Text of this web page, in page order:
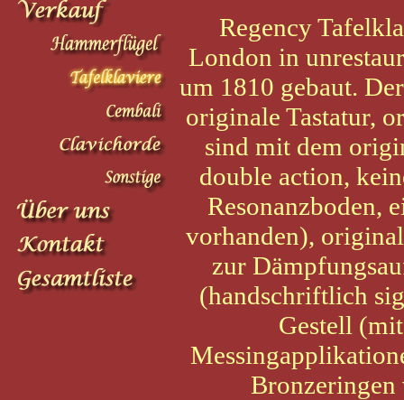
Regency
London in
um 1810 gebaut.
originale Tastatur,
sind mit dem
double action,
Resonanzboden,
vorhanden),
zur
(handschriftlich
Gestell